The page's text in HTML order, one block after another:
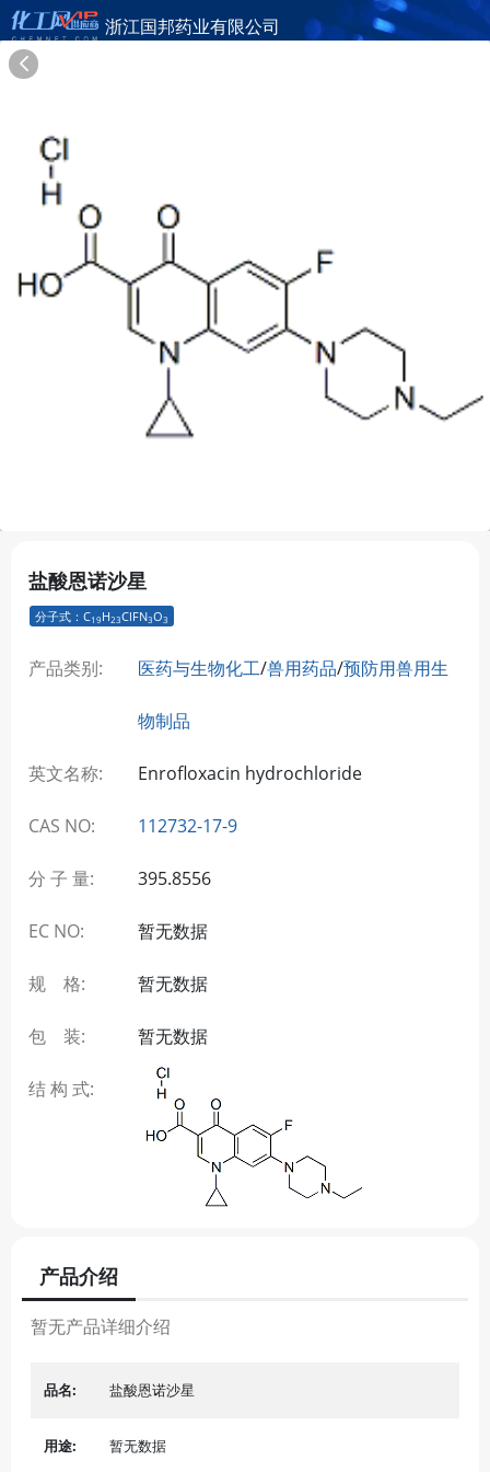
浙江国邦药业有限公司
浙江国邦药业有限公司
ZHEJIANG GUOBANG PHARMACEUTICAL CO., LTD.
盐酸恩诺沙星
分子式：C19H23ClFN3O3
产品类别: 医药与生物化工/兽用药品/预防用兽用生
物制品
英文名称: Enrofloxacin hydrochloride
CAS NO: 112732-17-9
分 子 量: 395.8556
EC NO: 暂无数据
规 格: 暂无数据
包 装: 暂无数据
结 构 式:
产品介绍
暂无产品详细介绍
品名: 盐酸恩诺沙星
用途: 暂无数据